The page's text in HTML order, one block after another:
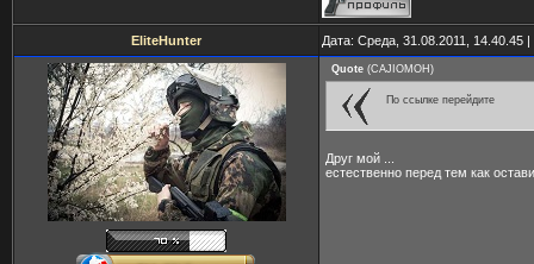
EliteHunter Дата: Среда, 31.08.2011, 14.40.45
Quote (CAJIOMOH )
По ссылке перейдите
Друг мой ...
естественно перед тем как